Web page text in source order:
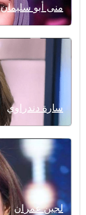
منى أبو سليمان
سارة دندراوي
لجين عمران